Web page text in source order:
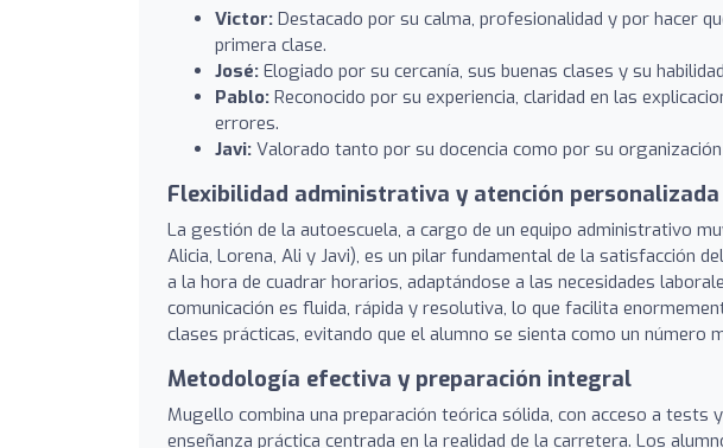
Victor: Destacado por su calma, profesionalidad y por hacer
primera clase.
José: Elogiado por su cercanía, sus buenas clases y su
Pablo: Reconocido por su experiencia, claridad en las
errores.
Javi: Valorado tanto por su docencia como por su organización
Flexibilidad administrativa y atención personalizada
La gestión de la autoescuela, a cargo de un equipo administrativo
Alicia, Lorena, Ali y Javi), es un pilar fundamental de la satisfacción
a la hora de cuadrar horarios, adaptándose a las necesidades
comunicación es fluida, rápida y resolutiva, lo que facilita
clases prácticas, evitando que el alumno se sienta como un número
Metodología efectiva y preparación integral
Mugello combina una preparación teórica sólida, con acceso a tests
enseñanza práctica centrada en la realidad de la carretera. Los